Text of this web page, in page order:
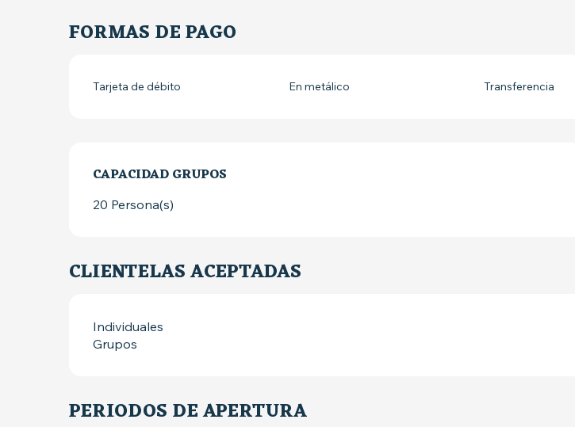
FORMAS DE PAGO
Tarjeta de débito En metálico Transferencia
CAPACIDAD GRUPOS
CAPACIDAD GRUPOS
20 Persona(s)
CLIENTELAS ACEPTADAS
Individuales
Grupos
PERIODOS DE APERTURA